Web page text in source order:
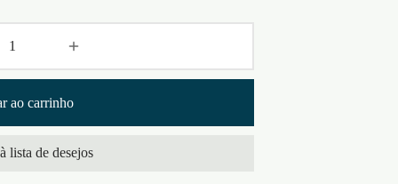
ao carrinho
lista de desejos